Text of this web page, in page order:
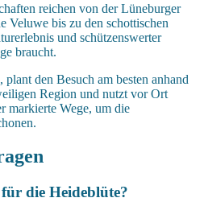
reichen von der Lüneburger
Veluwe bis zu den schottischen
und schützenswerter
braucht.
den Besuch am besten anhand
Region und nutzt vor Ort
markierte Wege, um die
die Heideblüte?